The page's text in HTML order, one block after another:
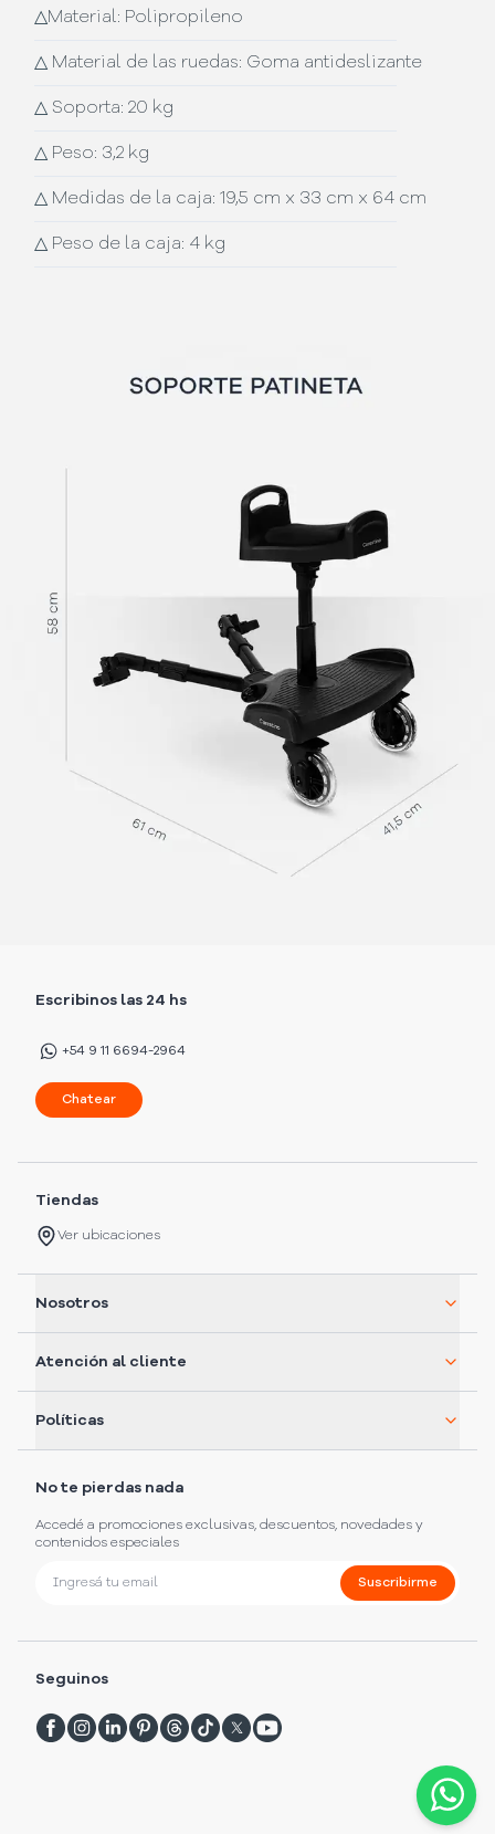
△Material: Polipropileno
△ Material de las ruedas: Goma antideslizante
△ Soporta: 20 kg
△ Peso: 3,2 kg
△ Medidas de la caja: 19,5 cm x 33 cm x 64 cm
△ Peso de la caja: 4 kg
Escribinos las 24 hs
+54 9 11 6694-2964
Chatear
Tiendas
Ver ubicaciones
Nosotros
Atención al cliente
Políticas
No te pierdas nada
Accedé a promociones exclusivas, descuentos, novedades y
contenidos especiales
Suscribirme
Seguinos